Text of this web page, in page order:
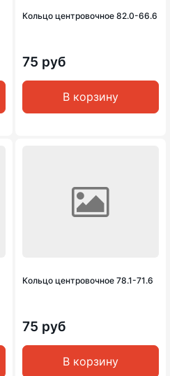
Кольцо центровочное 82.0-66.6
75 руб
В корзину
Кольцо центровочное 78.1-71.6
75 руб
В корзину